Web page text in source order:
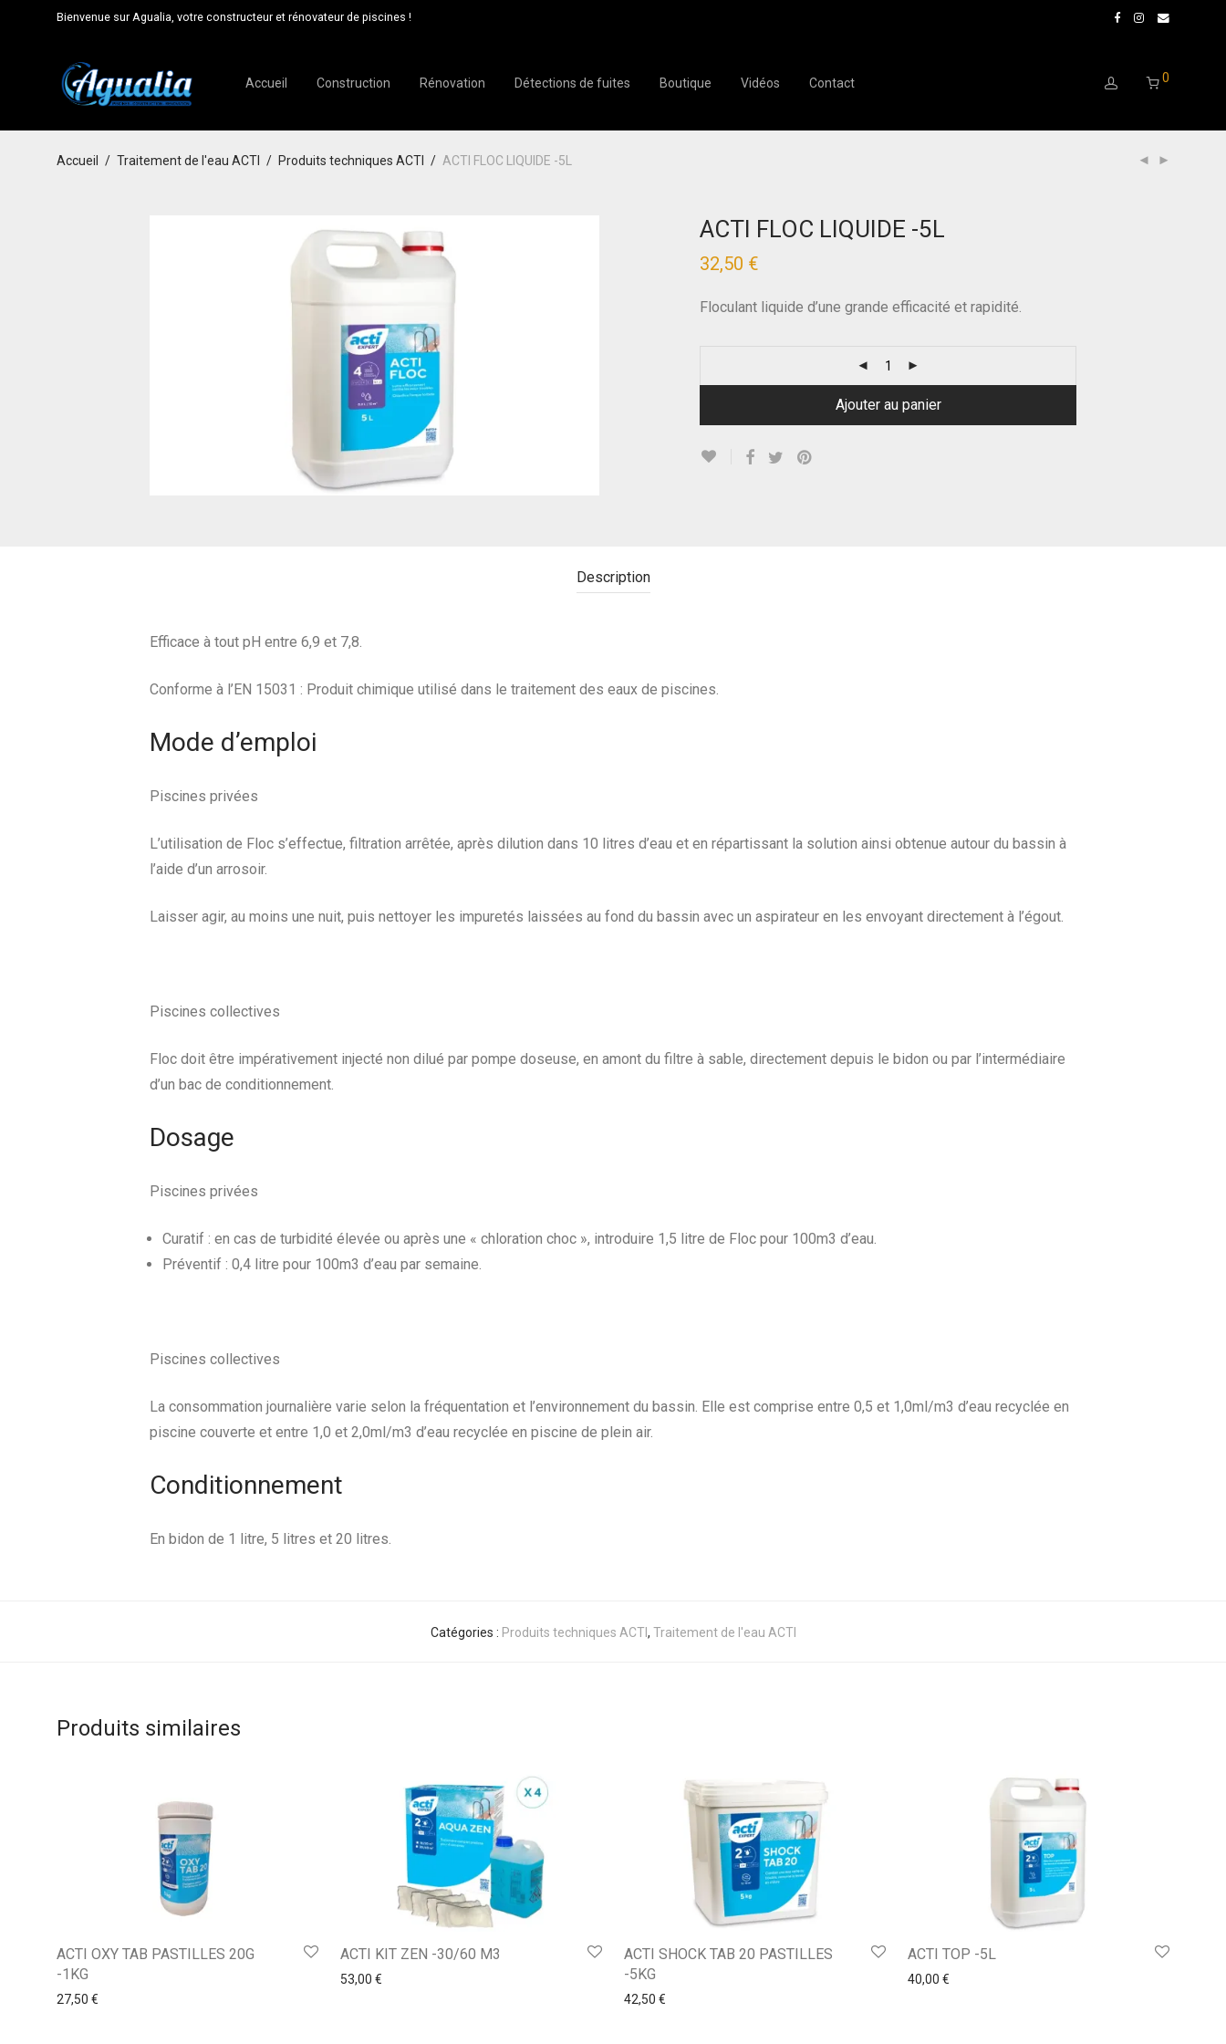
Bienvenue sur Agualia, votre constructeur et rénovateur de piscines !
Accueil Construction Rénovation Détections de fuites Boutique Vidéos Contact 0
Accueil / Traitement de l'eau ACTI / Produits techniques ACTI / ACTI FLOC LIQUIDE -5L
ACTI FLOC LIQUIDE -5L
32,50 €
Floculant liquide d’une grande efficacité et rapidité.
Ajouter au panier
Description
Efficace à tout pH entre 6,9 et 7,8.
Conforme à l’EN 15031 : Produit chimique utilisé dans le traitement des eaux de piscines.
Mode d’emploi
Piscines privées
L’utilisation de Floc s’effectue, filtration arrêtée, après dilution dans 10 litres d’eau et en répartissant la solution ainsi obtenue autour du bassin à
l’aide d’un arrosoir.
Laisser agir, au moins une nuit, puis nettoyer les impuretés laissées au fond du bassin avec un aspirateur en les envoyant directement à l’égout.
Piscines collectives
Floc doit être impérativement injecté non dilué par pompe doseuse, en amont du filtre à sable, directement depuis le bidon ou par l’intermédiaire
d’un bac de conditionnement.
Dosage
Piscines privées
Curatif : en cas de turbidité élevée ou après une « chloration choc », introduire 1,5 litre de Floc pour 100m3 d’eau.
Préventif : 0,4 litre pour 100m3 d’eau par semaine.
Piscines collectives
La consommation journalière varie selon la fréquentation et l’environnement du bassin. Elle est comprise entre 0,5 et 1,0ml/m3 d’eau recyclée en
piscine couverte et entre 1,0 et 2,0ml/m3 d’eau recyclée en piscine de plein air.
Conditionnement
En bidon de 1 litre, 5 litres et 20 litres.
Catégories : Produits techniques ACTI , Traitement de l'eau ACTI
Produits similaires
ACTI OXY TAB PASTILLES 20G
-1KG
27,50 €
ACTI KIT ZEN -30/60 M3
53,00 €
ACTI SHOCK TAB 20 PASTILLES
-5KG
42,50 €
ACTI TOP -5L
40,00 €